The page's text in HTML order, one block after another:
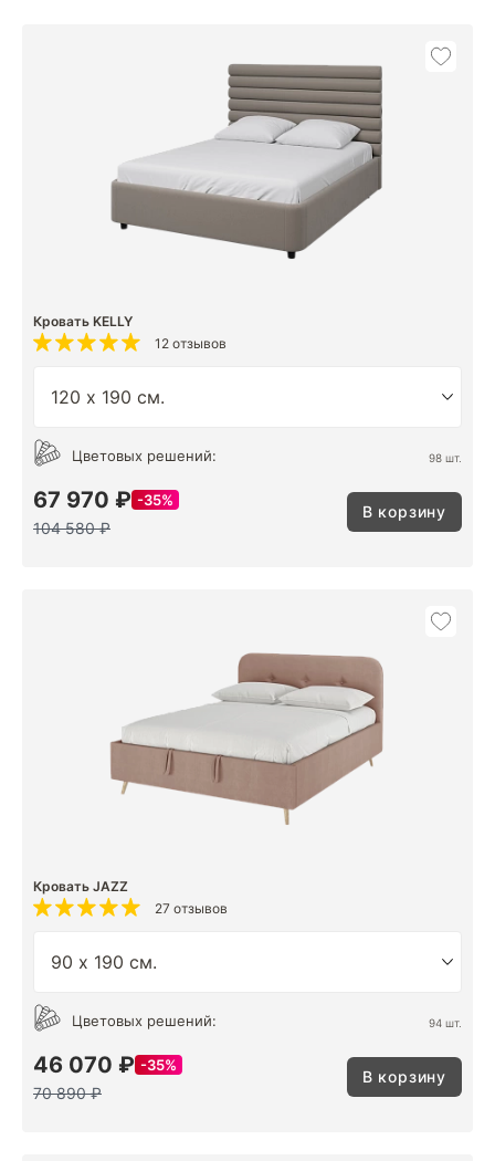
Кровать KELLY
12 отзывов
Цветовых решений: 98 шт.
67 970 ₽ 35%
104 580 ₽
В корзину
Кровать JAZZ
27 отзывов
Цветовых решений: 94 шт.
46 070 ₽ 35%
70 890 ₽
В корзину